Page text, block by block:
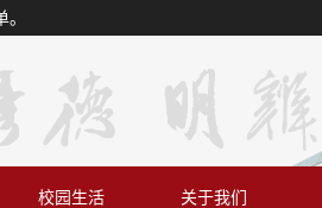
校园生活 关于我们